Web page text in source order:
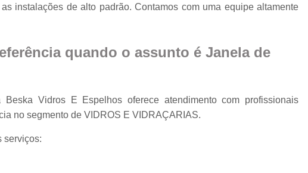
Cobertura de Vidro
Cobertura
Divisória de
Divisória de Vidro
instalações de alto padrão. Contamos com uma equipe altamente
quando o assunto éJanela de
Vidros E Espelhos oferece atendimento com profissionais
no segmento de VIDROS E VIDRAÇARIAS.
serviços: